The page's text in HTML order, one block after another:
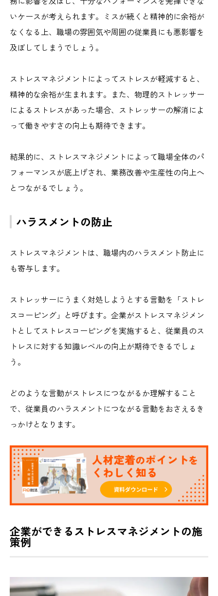
いケースが考えられます。ミスが続くと精神的に余裕が
なくなる上、職場の雰囲気や周囲の従業員にも悪影響を
及ぼしてしまうでしょう。
ストレスマネジメントによってストレスが軽減すると、
精神的な余裕が生まれます。また、物理的ストレッサー
によるストレスがあった場合、ストレッサーの解消によ
って働きやすさの向上も期待できます。
結果的に、ストレスマネジメントによって職場全体のパ
フォーマンスが底上げされ、業務改善や生産性の向上へ
とつながるでしょう。
ハラスメントの防止
ストレスマネジメントは、職場内のハラスメント防止に
も寄与します。
ストレッサーにうまく対処しようとする言動を「ストレ
スコーピング」と呼びます。企業がストレスマネジメン
トとしてストレスコーピングを実施すると、従業員のス
トレスに対する知識レベルの向上が期待できるでしょ
う。
どのような言動がストレスにつながるか理解すること
で、従業員のハラスメントにつながる言動をおさえるき
っかけとなります。
企業ができるストレスマネジメントの施
策例